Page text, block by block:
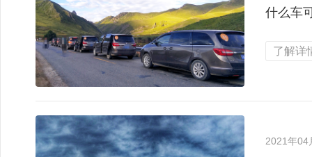
什么车
了解详
2021年04